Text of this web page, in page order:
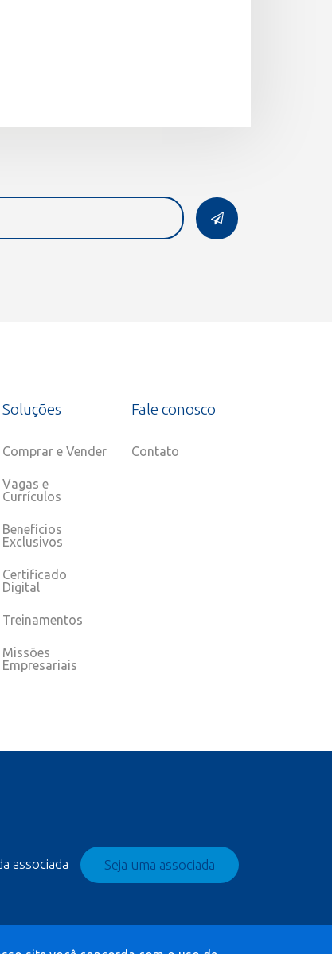
Soluções
Comprar e Vender
Vagas e
Currículos
Benefícios
Exclusivos
Certificado
Digital
Treinamentos
Missões
Empresariais
Fale conosco
Contato
Seja uma associada
associada